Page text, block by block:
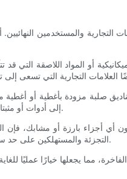
والمستخدمين النهائيين.
أو المواد اللاصقة
صلبة مزودة بأغطية أو أغطية
إلى أدوات أو مثبتات إضافية. تُترجم هذه الكفاءة إلى توفير في وقت الإنتاج وتكاليف العمالة.
أي أجزاء بارزة أو مشابك،
التجزئة والمستهلكين على حد سواء، والذين غالبًا ما يُعيدون استخدام هذه الصناديق في المنزل أو المكتب.